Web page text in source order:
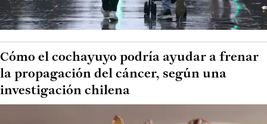
Cómo el cochayuyo podría ayudar a frenar
la propagación del cáncer, según una
investigación chilena